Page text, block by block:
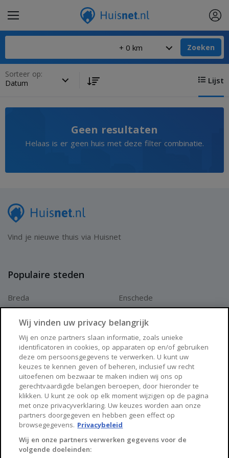
Zoeken
Sorteer op:
Lijst
Geen resultaten
Helaas is er geen huis met deze filter combinatie.
Vind je nieuwe thuis via Huisnet
Populaire steden
Breda
Arnhem
Enschede
Zwolle
Huisnet
Over Huisnet
Algemene voorwaarden
Privacybeleid
Contact
Wij vinden uw privacy belangrijk
Wij en onze partners slaan informatie, zoals unieke
identificatoren in cookies, op apparaten op en/of gebruiken
deze om persoonsgegevens te verwerken. U kunt uw
keuzes te kennen geven of beheren, inclusief uw recht
uitoefenen om bezwaar te maken indien wij ons op
gerechtvaardigde belangen beroepen, door hieronder te
klikken. U kunt ze ook op elk moment wijzigen op de pagina
met onze privacyverklaring. Uw keuzes worden aan onze
partners doorgegeven en hebben geen effect op
browsegegevens. Privacybeleid
Wij en onze partners verwerken gegevens voor de
volgende doeleinden: